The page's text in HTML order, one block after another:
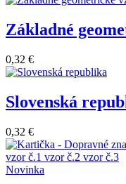
Základné
0,32 €
Slovenská
0,32 €
vzor č.1 vzor č.2 vzor č.3
Novinka